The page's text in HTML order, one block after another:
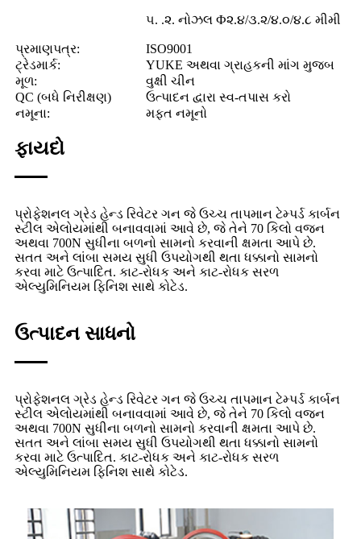
૫. .૨. નોઝલ Ф૨.૪/૩.૨/૪.૦/૪.૮ મીમી
પ્રમાણપત્ર:
ISO9001
ટ્રેડમાર્ક:
YUKE અથવા ગ્રાહકની માંગ મુજબ
મૂળ:
વુક્ષી ચીન
QC (બધે નિરીક્ષણ)
ઉત્પાદન દ્વારા સ્વ-તપાસ કરો
નમૂના:
મફત નમૂનો
ફાયદો
પ્રોફેશનલ ગ્રેડ હેન્ડ રિવેટર ગન જે ઉચ્ચ તાપમાન ટેમ્પર્ડ કાર્બન
સ્ટીલ એલોયમાંથી બનાવવામાં આવે છે, જે તેને 70 કિલો વજન
અથવા 700N સુધીના બળનો સામનો કરવાની ક્ષમતા આપે છે.
સતત અને લાંબા સમય સુધી ઉપયોગથી થતા ધક્કાનો સામનો
કરવા માટે ઉત્પાદિત. કાટ-રોધક અને કાટ-રોધક સરળ
એલ્યુમિનિયમ ફિનિશ સાથે કોટેડ.
ઉત્પાદન સાધનો
પ્રોફેશનલ ગ્રેડ હેન્ડ રિવેટર ગન જે ઉચ્ચ તાપમાન ટેમ્પર્ડ કાર્બન
સ્ટીલ એલોયમાંથી બનાવવામાં આવે છે, જે તેને 70 કિલો વજન
અથવા 700N સુધીના બળનો સામનો કરવાની ક્ષમતા આપે છે.
સતત અને લાંબા સમય સુધી ઉપયોગથી થતા ધક્કાનો સામનો
કરવા માટે ઉત્પાદિત. કાટ-રોધક અને કાટ-રોધક સરળ
એલ્યુમિનિયમ ફિનિશ સાથે કોટેડ.